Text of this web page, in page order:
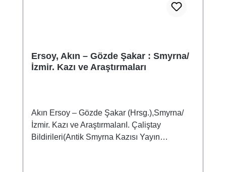
Ersoy, Akın – Gözde Şakar : Smyrna/
İzmir. Kazı ve Araştırmaları
Akın Ersoy – Gözde Şakar (Hrsg.),Smyrna/
İzmir. Kazı ve AraştırmalarıI. Çaliştay
Bildirileri(Antik Smyrna Kazısı Yayın